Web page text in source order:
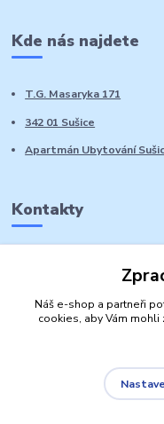
Kde nás najdete
T.G. Masaryka 171
342 01 Sušice
Apartmán Ubytování
Kontakty
Náš e-shop a partneři
cookies, aby Vám mohli